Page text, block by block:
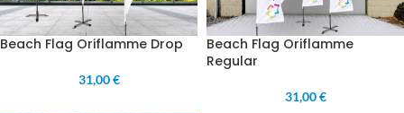
Beach Flag Oriflamme Drop
31,00 €
Beach Flag Oriflamme
Regular
31,00 €